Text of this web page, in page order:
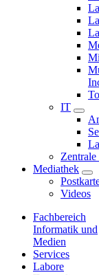
IT
Zentrale
Mediathek
Videos
Fachbereich
Informatik und
Medien
Services
Labore